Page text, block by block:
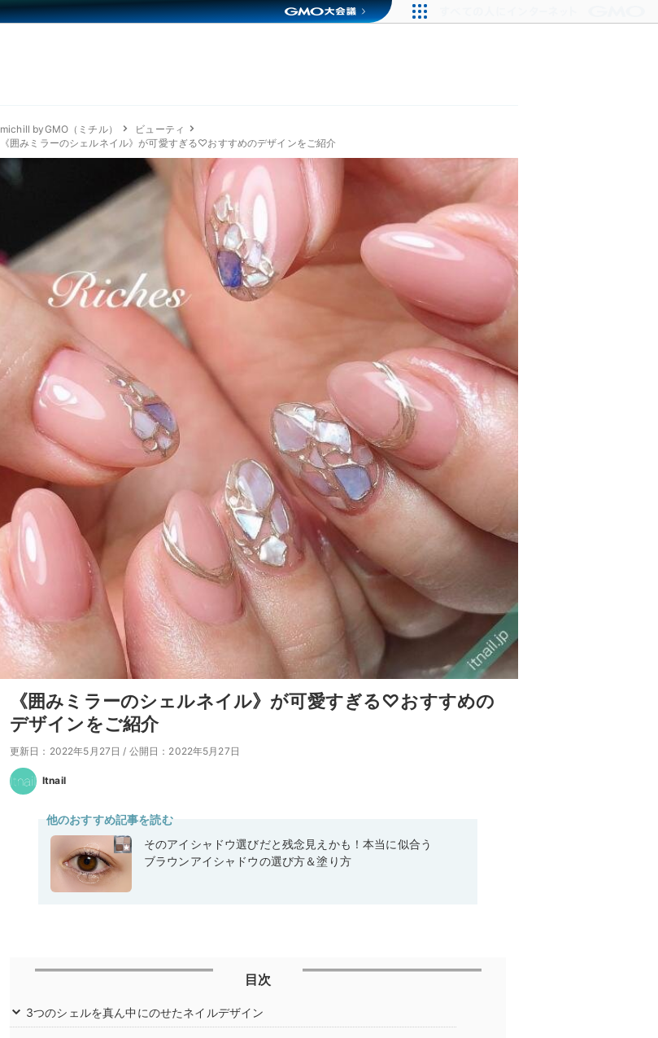
michill byGMO（ミチル）
ビューティ
《囲みミラーのシェルネイル》が可愛すぎる♡おすすめのデザインをご紹介
《囲みミラーのシェルネイル》が可愛すぎる♡おすすめの
デザインをご紹介
更新日：2022年5月27日 / 公開日：2022年5月27日
Itnail
他のおすすめ記事を読む
そのアイシャドウ選びだと残念見えかも！本当に似合う
ブラウンアイシャドウの選び方＆塗り方
目次
3つのシェルを真ん中にのせたネイルデザイン